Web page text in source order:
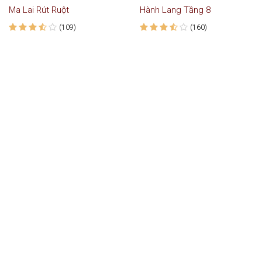
Ma Lai Rút Ruột
(109)
Hành Lang Tầng 8
(160)